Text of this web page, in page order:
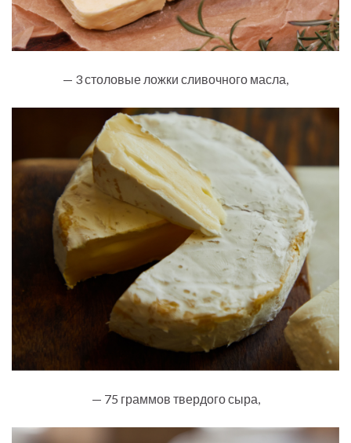
— 3 столовые ложки сливочного масла,
— 75 граммов твердого сыра,